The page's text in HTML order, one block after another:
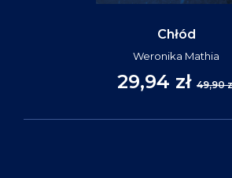
Chłód
Weronika Mathia
29,94 zł 49,90